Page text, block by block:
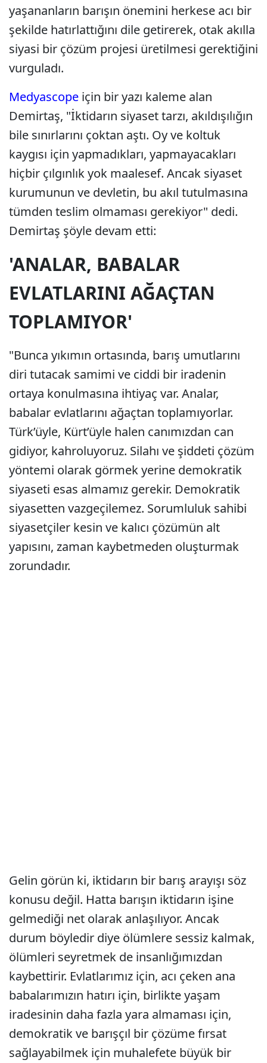
yaşananların barışın önemini herkese acı bir
şekilde hatırlattığını dile getirerek, otak akılla
siyasi bir çözüm projesi üretilmesi gerektiğini
vurguladı.
Medyascope için bir yazı kaleme alan
Demirtaş, "İktidarın siyaset tarzı, akıldışılığın
bile sınırlarını çoktan aştı. Oy ve koltuk
kaygısı için yapmadıkları, yapmayacakları
hiçbir çılgınlık yok maalesef. Ancak siyaset
kurumunun ve devletin, bu akıl tutulmasına
tümden teslim olmaması gerekiyor" dedi.
Demirtaş şöyle devam etti:
'ANALAR, BABALAR
EVLATLARINI AĞAÇTAN
TOPLAMIYOR'
"Bunca yıkımın ortasında, barış umutlarını
diri tutacak samimi ve ciddi bir iradenin
ortaya konulmasına ihtiyaç var. Analar,
babalar evlatlarını ağaçtan toplamıyorlar.
Türk’üyle, Kürt’üyle halen canımızdan can
gidiyor, kahroluyoruz. Silahı ve şiddeti çözüm
yöntemi olarak görmek yerine demokratik
siyaseti esas almamız gerekir. Demokratik
siyasetten vazgeçilemez. Sorumluluk sahibi
siyasetçiler kesin ve kalıcı çözümün alt
yapısını, zaman kaybetmeden oluşturmak
zorundadır.
Gelin görün ki, iktidarın bir barış arayışı söz
konusu değil. Hatta barışın iktidarın işine
gelmediği net olarak anlaşılıyor. Ancak
durum böyledir diye ölümlere sessiz kalmak,
ölümleri seyretmek de insanlığımızdan
kaybettirir. Evlatlarımız için, acı çeken ana
babalarımızın hatırı için, birlikte yaşam
iradesinin daha fazla yara almaması için,
demokratik ve barışçıl bir çözüme fırsat
sağlayabilmek için muhalefete büyük bir